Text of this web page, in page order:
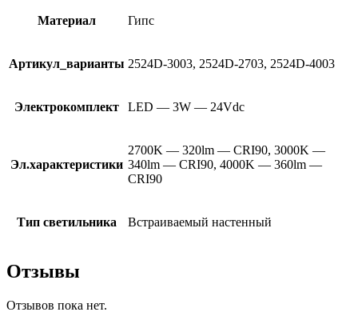
Материал Гипс
Артикул_варианты 2524D-3003, 2524D-2703, 2524D-4003
Электрокомплект LED — 3W — 24Vdc
Эл.характеристики
2700K — 320lm — CRI90, 3000K —
340lm — CRI90, 4000K — 360lm —
CRI90
Тип светильника Встраиваемый настенный
Отзывы
Отзывов пока нет.